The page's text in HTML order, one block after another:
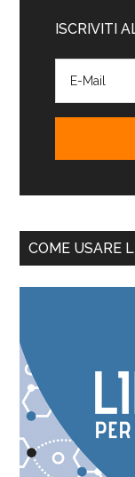
ISCRIVITI
COME USARE